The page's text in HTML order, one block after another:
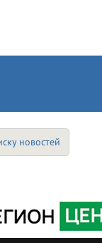
новостей